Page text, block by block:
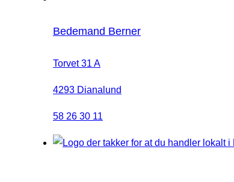
Bedemand Berner
Torvet 31 A
4293 Dianalund
58 26 30 11